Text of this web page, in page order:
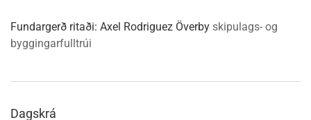
Fundargerð ritaði: Axel Rodriguez Överby skipulags- og
byggingarfulltrúi
Dagskrá